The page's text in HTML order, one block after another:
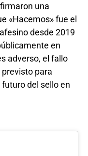
una
«Hacemos» fue el
desde 2019
en
adverso, el fallo
para
del sello en